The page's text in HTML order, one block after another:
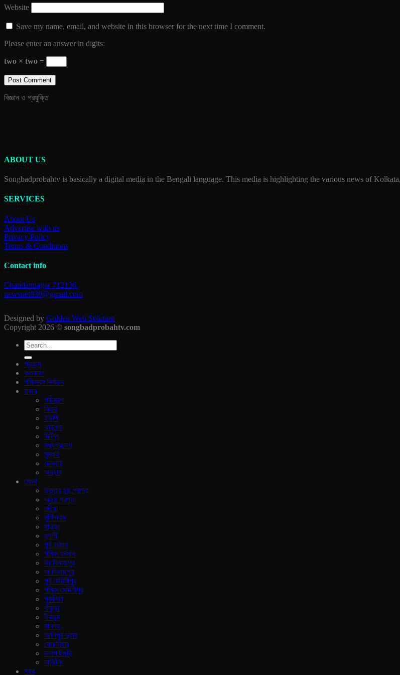
Website
Save my name, email, and website in this browser for the next time I comment.
Please enter an answer in digits:
two × two =
বিজ্ঞান ও প্রযুক্তি
ABOUT US
Songbadprobahtv is basically a digital media in the Bengali language. This media is highlighting the various news of
SERVICES
About Us
Advertise with us
Privacy Policy
Terms & Conditions
Contact info
Chandannagar 712136.
newsnet830@gmail.com
Designed by Golden Web Solution
Copyright 2026 © songbadprobahtv.com
প্রচ্ছদ
কলকাতা
পশ্চিমবঙ্গ নির্বাচন
রাজ‍্য
পচিমবন্গ
বিহার
ইউপি
ঝাড়খন্ড
দিল্লি
মধ্যপ্রদেশ
মুম্বাই
চেন্নাই
অন্যান
জেলা
উত্তর ২৪ পরগনা
দঃ২৪ পরগনা
নদীয়া
মুর্শিদাবাদ
হাওড়া
হুগলী
পূর্ব বর্ধমান
পশ্চিম বর্ধমান
উঃ দিনাজপুর
দঃ দিনাজপুর
পূর্ব মেদিনীপুর
পশ্চিম মেদিনীপুর
পুরুলিয়া
বাঁকুড়া
বীরভুম
মালদহ
আলিপুর দুয়ার
কোচবিহার
জলপাইগুড়ি
দার্জিলিং
শহর